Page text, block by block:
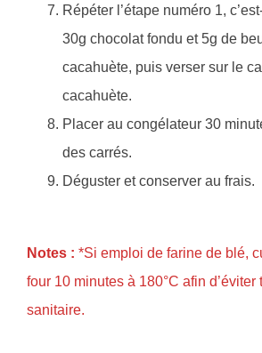
Répéter l’étape numéro 1,
30g chocolat fondu et 5g de
cacahuète, puis verser sur le
cacahuète.
Placer au congélateur 30
des carrés.
Déguster et conserver au frais.
Notes : *Si emploi de farine de blé,
four 10 minutes à 180°C afin d’éviter
sanitaire.